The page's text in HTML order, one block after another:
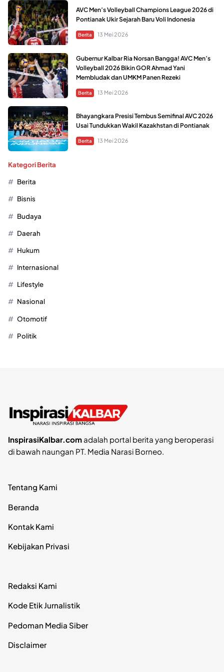
AVC Men’s Volleyball Champions League 2026 di
Pontianak Ukir Sejarah Baru Voli Indonesia
Berita 13 Mei 2026
Gubernur Kalbar Ria Norsan Bangga! AVC Men’s
Volleyball 2026 Bikin GOR Ahmad Yani
Membludak dan UMKM Panen Rezeki
Berita 13 Mei 2026
Bhayangkara Presisi Tembus Semifinal AVC 2026
Usai Tundukkan Wakil Kazakhstan di Pontianak
Berita 13 Mei 2026
Kategori Berita
Berita
Bisnis
Budaya
Daerah
Hukum
Internasional
Lifestyle
Nasional
Otomotif
Politik
InspirasiKalbar.comadalah portal berita yang beroperasi
di bawah naungan PT. Media Narasi Borneo.
Tentang Kami
Beranda
Kontak Kami
Kebijakan Privasi
Redaksi Kami
Kode Etik Jurnalistik
Pedoman Media Siber
Disclaimer